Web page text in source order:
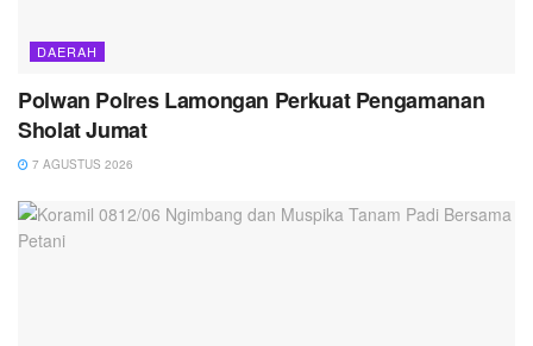
DAERAH
Polwan Polres Lamongan Perkuat Pengamanan
Sholat Jumat
7 AGUSTUS 2026